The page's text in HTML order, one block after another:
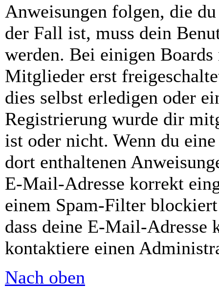
Anweisungen folgen, die
der Fall ist, muss dein
werden. Bei einigen Boards
Mitglieder erst
dies selbst erledigen oder
Registrierung wurde dir
ist oder nicht. Wenn du
dort enthaltenen
E-Mail-Adresse korrekt
einem Spam-Filter
dass deine E-Mail-Adresse
kontaktiere einen
Nach oben